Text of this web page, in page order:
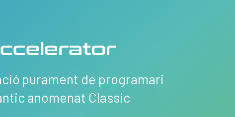
purament de programari
anomenat Classic